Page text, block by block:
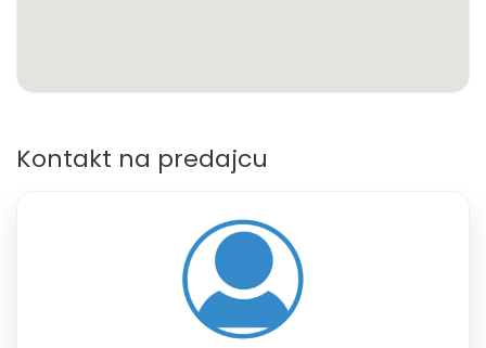
Kontakt na predajcu